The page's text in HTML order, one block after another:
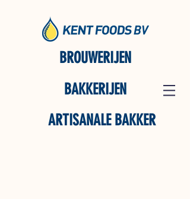
BROUWERIJEN
BAKKERIJEN
ARTISANALE BAKKER